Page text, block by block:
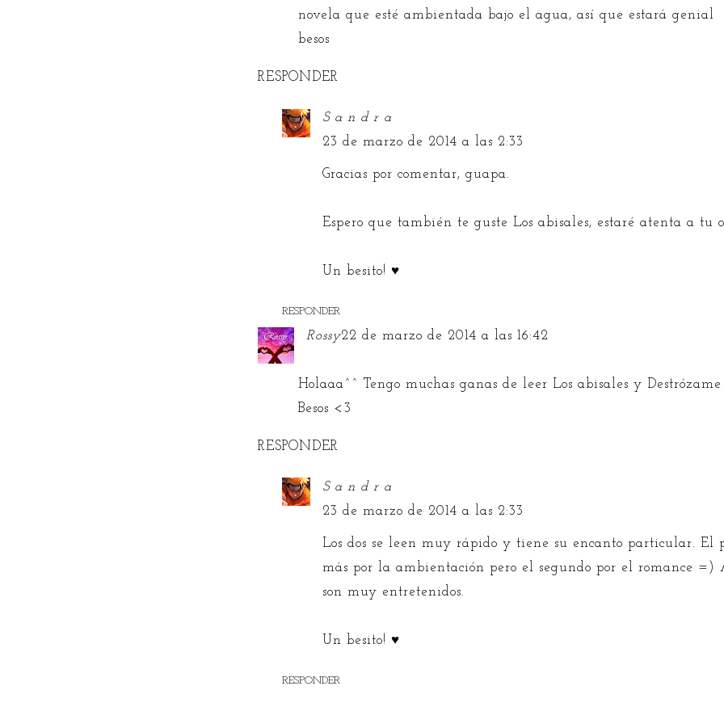
novela que esté ambientada bajo el agua, así que estará genial
besos
RESPONDER
S a n d r a
23 de marzo de 2014 a las 2:33
Gracias por comentar, guapa.
Espero que también te guste Los abisales, estaré atenta a tu
Un besito! ♥
RESPONDER
Rossy22 de marzo de 2014 a las 16:42
Holaaa^^ Tengo muchas ganas de leer Los abisales y
Besos <3
RESPONDER
S a n d r a
23 de marzo de 2014 a las 2:33
Los dos se leen muy rápido y tiene su encanto particular. El
más por la ambientación pero el segundo por el romance =)
son muy entretenidos.
Un besito! ♥
RESPONDER